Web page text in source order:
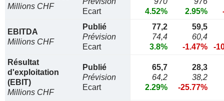
Millions CHF
Ecart
4.52%
2.95%
EBITDA
Millions CHF
Publié
Prévision
Ecart
77,2
74,4
3.8%
59,5
60,4
-1.47%
-
Résultat
d'exploitation
(EBIT)
Millions CHF
Publié
Prévision
Ecart
65,7
64,2
2.29%
28,3
38,2
-25.77%